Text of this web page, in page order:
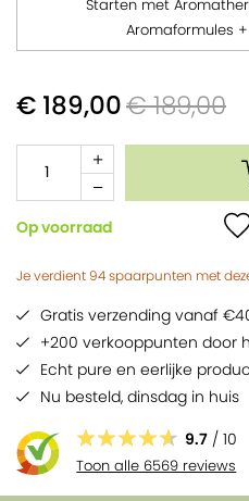
Digitaal certificaat na
Je kunt inschrijven en starten
krijg je vanaf dat moment
nieuwe les.
€ 189,00€ 189,00
Op voorraad
Je verdient94spaarpunten met
Gratis verzending vanaf
+200 verkooppunten door
Echt pure en eerlijke
Nu besteld, dinsdag in huis
9.7 / 10
Toon alle 6569 reviews